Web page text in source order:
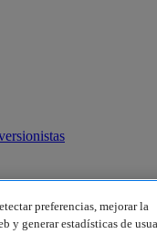
preferencias, mejorar la
y generar estadísticas de